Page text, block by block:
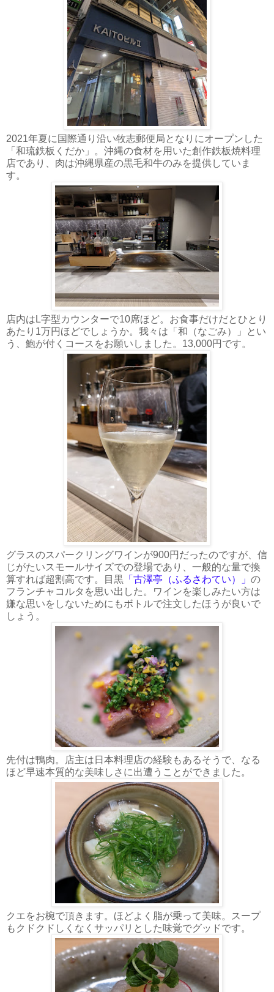
2021年夏に国際通り沿い牧志郵便局となりにオープンした
「和琉鉄板くだか」。沖縄の食材を用いた創作鉄板焼料理
店であり、肉は沖縄県産の黒毛和牛のみを提供していま
す。
店内はL字型カウンターで10席ほど。お食事だけだとひとり
あたり1万円ほどでしょうか。我々は「和（なごみ）」とい
う、鮑が付くコースをお願いしました。13,000円です。
グラスのスパークリングワインが900円だったのですが、信
じがたいスモールサイズでの登場であり、一般的な量で換
算すれば超割高です。目黒 「古澤亭（ふるさわてい）」 の
フランチャコルタを思い出した。ワインを楽しみたい方は
嫌な思いをしないためにもボトルで注文したほうが良いで
しょう。
先付は鴨肉。店主は日本料理店の経験もあるそうで、なる
ほど早速本質的な美味しさに出遭うことができました。
クエをお椀で頂きます。ほどよく脂が乗って美味。スープ
もクドクドしくなくサッパリとした味覚でグッドです。